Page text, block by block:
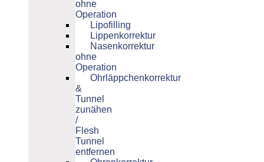
ohne
Operation
Lipofilling
Lippenkorrektur
Nasenkorrektur
ohne
Operation
Ohrläppchenkorrektur
&
Tunnel
zunähen
/
Flesh
Tunnel
entfernen